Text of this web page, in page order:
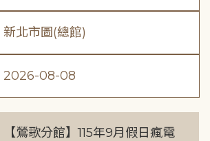
新北市圖(總館)
2026-08-08
【鶯歌分館】115年9月假日瘋電